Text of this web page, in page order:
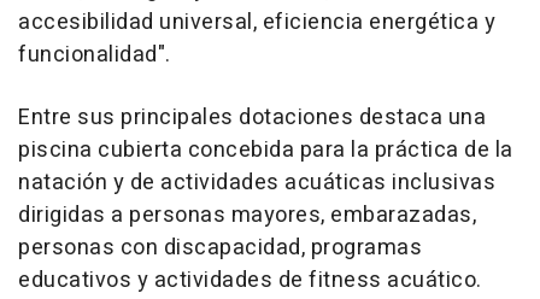
accesibilidad universal, eficiencia energética y
funcionalidad".
Entre sus principales dotaciones destaca una
piscina cubierta concebida para la práctica de la
natación y de actividades acuáticas inclusivas
dirigidas a personas mayores, embarazadas,
personas con discapacidad, programas
educativos y actividades de fitness acuático.